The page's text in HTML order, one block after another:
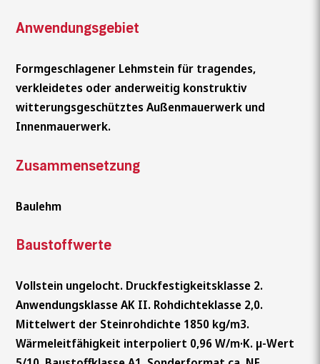
Anwendungsgebiet
Formgeschlagener Lehmstein für tragendes,
verkleidetes oder anderweitig konstruktiv
witterungsgeschütztes Außenmauerwerk und
Innenmauerwerk.
Zusammensetzung
Baulehm
Baustoffwerte
Vollstein ungelocht. Druckfestigkeitsklasse 2.
Anwendungsklasse AK II. Rohdichteklasse 2,0.
Mittelwert der Steinrohdichte 1850 kg/m3.
Wärmeleitfähigkeit interpoliert 0,96 W/m·K. µ-Wert